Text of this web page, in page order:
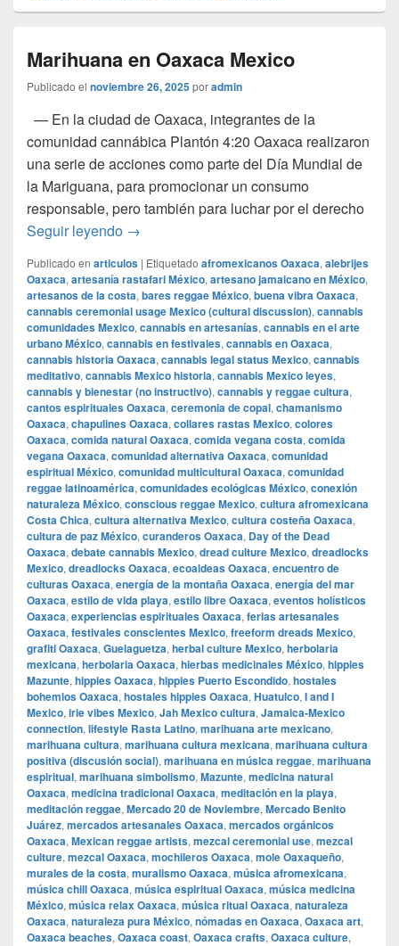
Marihuana en Oaxaca Mexico
Publicado el noviembre 26, 2025poradmin
— En la ciudad de Oaxaca, integrantes de la
comunidad cannábica Plantón 4:20 Oaxaca realizaron
una serie de acciones como parte del Día Mundial de
la Mariguana, para promocionar un consumo
responsable, pero también para luchar por el derecho
Seguir leyendo Marihuana en Oaxaca Mexico
→
Publicado en articulos | Etiquetado afromexicanos Oaxaca, alebrijes
Oaxaca, artesanía rastafari México, artesano jamaicano en México,
artesanos de la costa, bares reggae México, buena vibra Oaxaca,
cannabis ceremonial usage Mexico (cultural discussion), cannabis
comunidades Mexico, cannabis en artesanías, cannabis en el arte
urbano México, cannabis en festivales, cannabis en Oaxaca,
cannabis historia Oaxaca, cannabis legal status Mexico, cannabis
meditativo, cannabis Mexico historia, cannabis Mexico leyes,
cannabis y bienestar (no instructivo), cannabis y reggae cultura,
cantos espirituales Oaxaca, ceremonia de copal, chamanismo
Oaxaca, chapulines Oaxaca, collares rastas Mexico, colores
Oaxaca, comida natural Oaxaca, comida vegana costa, comida
vegana Oaxaca, comunidad alternativa Oaxaca, comunidad
espiritual México, comunidad multicultural Oaxaca, comunidad
reggae latinoamérica, comunidades ecológicas México, conexión
naturaleza México, conscious reggae Mexico, cultura afromexicana
Costa Chica, cultura alternativa Mexico, cultura costeña Oaxaca,
cultura de paz México, curanderos Oaxaca, Day of the Dead
Oaxaca, debate cannabis Mexico, dread culture Mexico, dreadlocks
Mexico, dreadlocks Oaxaca, ecoaldeas Oaxaca, encuentro de
culturas Oaxaca, energía de la montaña Oaxaca, energía del mar
Oaxaca, estilo de vida playa, estilo libre Oaxaca, eventos holísticos
Oaxaca, experiencias espirituales Oaxaca, ferias artesanales
Oaxaca, festivales conscientes Mexico, freeform dreads Mexico,
grafiti Oaxaca, Guelaguetza, herbal culture Mexico, herbolaria
mexicana, herbolaria Oaxaca, hierbas medicinales México, hippies
Mazunte, hippies Oaxaca, hippies Puerto Escondido, hostales
bohemios Oaxaca, hostales hippies Oaxaca, Huatulco, I and I
Mexico, irie vibes Mexico, Jah Mexico cultura, Jamaica-Mexico
connection, lifestyle Rasta Latino, marihuana arte mexicano,
marihuana cultura, marihuana cultura mexicana, marihuana cultura
positiva (discusión social), marihuana en música reggae, marihuana
espiritual, marihuana simbolismo, Mazunte, medicina natural
Oaxaca, medicina tradicional Oaxaca, meditación en la playa,
meditación reggae, Mercado 20 de Noviembre, Mercado Benito
Juárez, mercados artesanales Oaxaca, mercados orgánicos
Oaxaca, Mexican reggae artists, mezcal ceremonial use, mezcal
culture, mezcal Oaxaca, mochileros Oaxaca, mole Oaxaqueño,
murales de la costa, muralismo Oaxaca, música afromexicana,
música chill Oaxaca, música espiritual Oaxaca, música medicina
México, música relax Oaxaca, música ritual Oaxaca, naturaleza
Oaxaca, naturaleza pura México, nómadas en Oaxaca, Oaxaca art,
Oaxaca beaches, Oaxaca coast, Oaxaca crafts, Oaxaca culture,